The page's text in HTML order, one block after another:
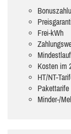
Frei-kWh
Kosten im
HT/NT-
Pakettarife
Minder-/